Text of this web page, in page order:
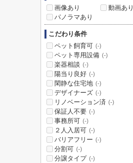
画像あり
動画あり
パノラマあり
こだわり条件
ペット飼育可 (-)
ペット専用設備 (-)
楽器相談 (-)
陽当り良好 (-)
閑静な住宅地 (-)
デザイナーズ (-)
リノベーション済 (-)
保証人不要 (-)
事務所可 (-)
２人入居可 (-)
バリアフリー (-)
分割可 (-)
分譲タイプ (-)